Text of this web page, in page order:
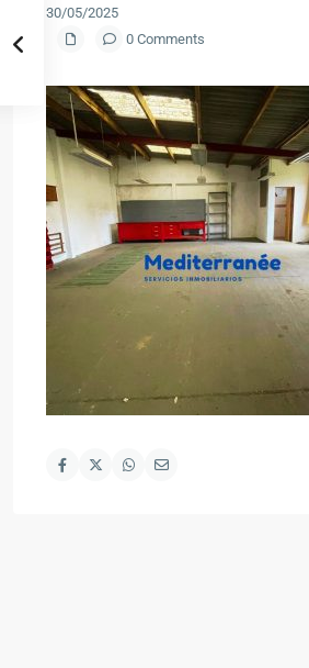
30/05/2025
0 Comments